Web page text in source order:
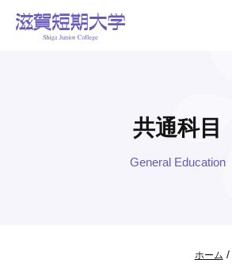
共通科目
General Education
ホーム /